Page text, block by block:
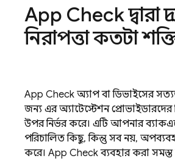
App Checkদ্বারা
নিরাপত্তা কতটা
App Check অ্যাপ বা ডিভাইসের
জন্য এর অ্যাটেস্টেশন প্রোভাইডারদের
উপর নির্ভর করে। এটি আপনার
পরিচালিত কিছু, কিন্তু সব নয়,
করে। App Checkব্যবহার করা